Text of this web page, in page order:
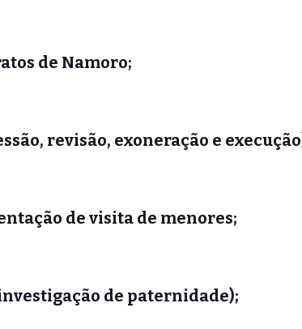
de Namoro;
revisão, exoneração e
de visita de menores;
de paternidade);